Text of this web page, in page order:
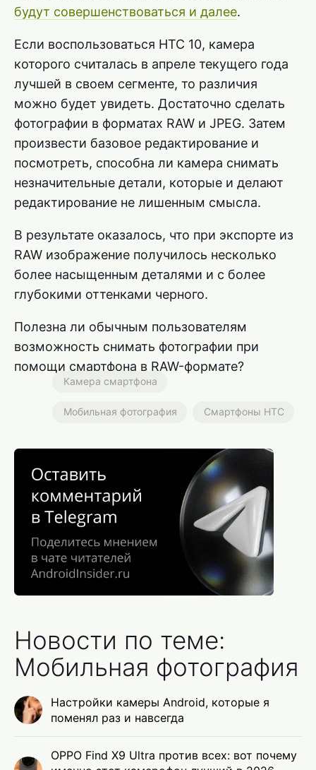
будут совершенствоваться и далее.
Если воспользоваться HTC 10, камера
которого считалась в апреле текущего года
лучшей в своем сегменте, то различия
можно будет увидеть. Достаточно сделать
фотографии в форматах RAW и JPEG. Затем
произвести базовое редактирование и
посмотреть, способна ли камера снимать
незначительные детали, которые и делают
редактирование не лишенным смысла.
В результате оказалось, что при экспорте из
RAW изображение получилось несколько
более насыщенным деталями и с более
глубокими оттенками черного.
Полезна ли обычным пользователям
возможность снимать фотографии при
помощи смартфона в RAW-формате?
Камера смартфона
Мобильная фотография Смартфоны HTC
Новости по теме:
Мобильная фотография
Настройки камеры Android, которые я
поменял раз и навсегда
OPPO Find X9 Ultra против всех: вот почему